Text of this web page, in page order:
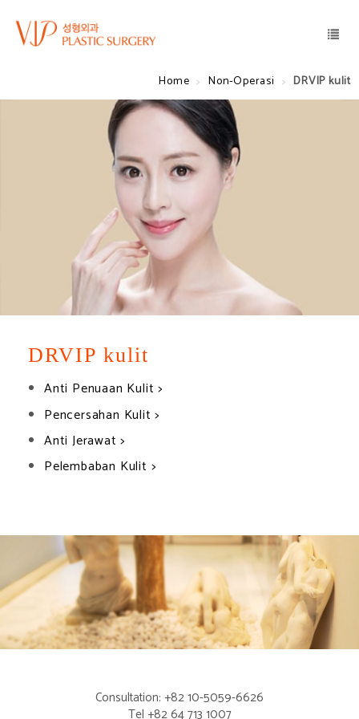
Home Non-Operasi DRVIP kulit
DRVIP kulit
Anti Penuaan Kulit >
Pencersahan Kulit >
Anti Jerawat >
Pelembaban Kulit >
Consultation: +82 10-5059-6626
Tel +82 64 713 1007